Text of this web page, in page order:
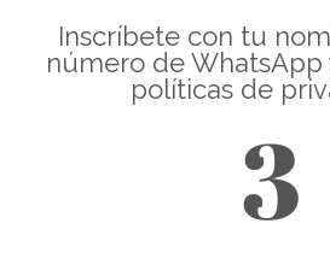
Inscríbete con tu
número de WhatsApp
políticas de
3